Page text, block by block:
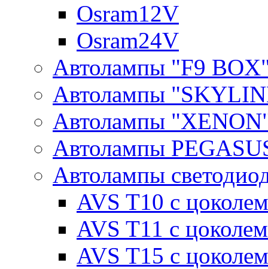
Osram12V
Osram24V
Автолампы "F9
Автолампы
Автолампы
Автолампы
Автолампы
AVS T10 с
AVS T11 с
AVS T15 с